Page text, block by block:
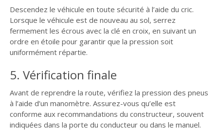
Descendez le véhicule en toute sécurité à l’aide du cric.
Lorsque le véhicule est de nouveau au sol, serrez
fermement les écrous avec la clé en croix, en suivant un
ordre en étoile pour garantir que la pression soit
uniformément répartie.
5. Vérification finale
Avant de reprendre la route, vérifiez la pression des pneus
à l’aide d’un manomètre. Assurez-vous qu’elle est
conforme aux recommandations du constructeur, souvent
indiquées dans la porte du conducteur ou dans le manuel.